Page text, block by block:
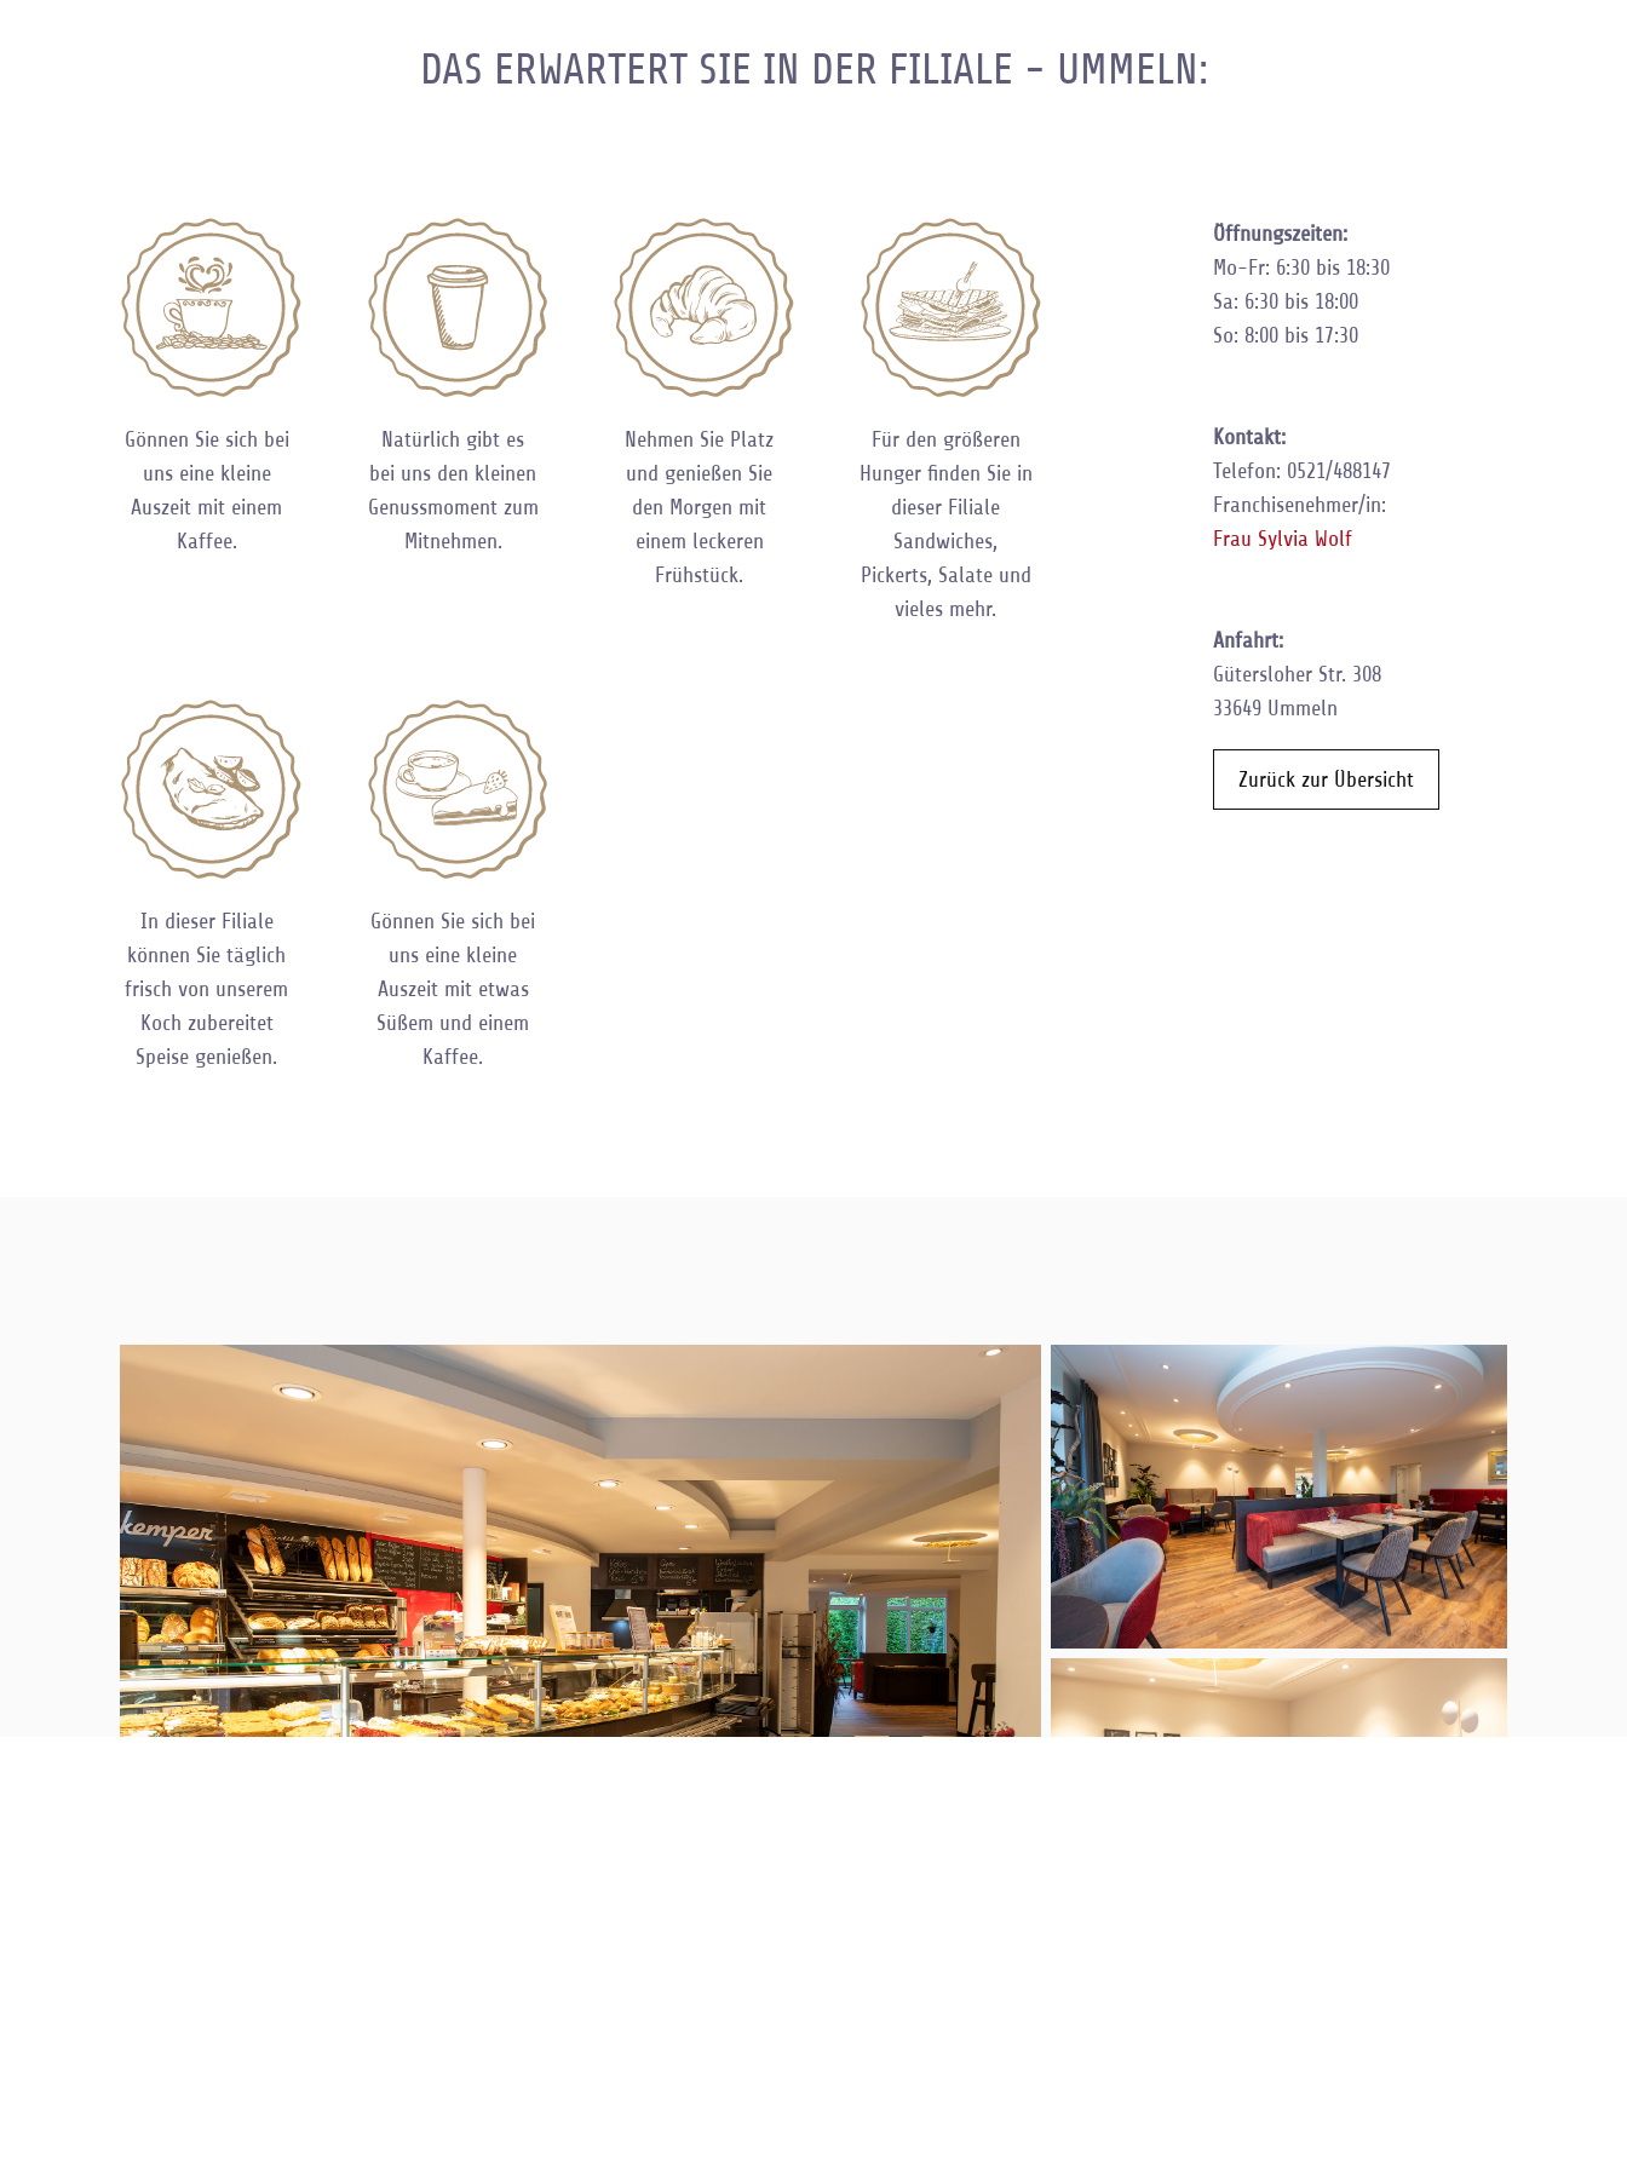
DAS ERWARTERT SIE IN DER FILIALE - UMMELN:
Gönnen Sie sich bei
uns eine kleine
Auszeit mit einem
Kaffee.
Natürlich gibt es
bei uns den kleinen
Genussmoment zum
Mitnehmen.
Nehmen Sie Platz
und genießen Sie
den Morgen mit
einem leckeren
Frühstück.
Für den größeren
Hunger finden Sie in
dieser Filiale
Sandwiches,
Pickerts, Salate und
vieles mehr.
In dieser Filiale
können Sie täglich
frisch von unserem
Koch zubereitet
Speise genießen.
Gönnen Sie sich bei
uns eine kleine
Auszeit mit etwas
Süßem und einem
Kaffee.
Öffnungszeiten:
Mo-Fr: 6:30 bis 18:30
Sa: 6:30 bis 18:00
So: 8:00 bis 17:30
Kontakt:
Telefon: 0521/488147
Franchisenehmer/in:
Frau Sylvia Wolf
Anfahrt:
Gütersloher Str. 308
33649 Ummeln
Zurück zur Übersicht